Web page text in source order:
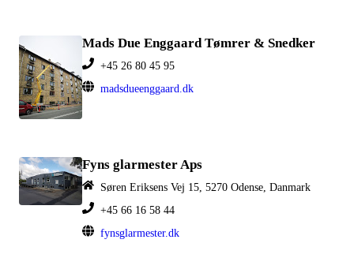
Mads Due Enggaard Tømrer & Snedker
+45 26 80 45 95
madsdueenggaard.dk
Fyns glarmester Aps
Søren Eriksens Vej 15, 5270 Odense, Danmark
+45 66 16 58 44
fynsglarmester.dk